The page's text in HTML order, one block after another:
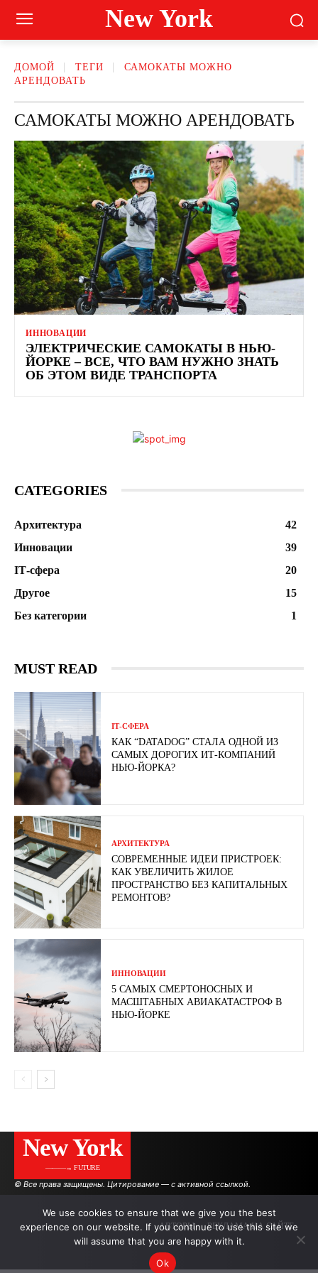
New York
ДОМОЙ ТЕГИ
САМОКАТЫ МОЖНО
АРЕНДОВАТЬ
САМОКАТЫ МОЖНО АРЕНДОВАТЬ
ИННОВАЦИИ
ЭЛЕКТРИЧЕСКИЕ САМОКАТЫ В НЬЮ-
ЙОРКЕ – ВСЕ, ЧТО ВАМ НУЖНО ЗНАТЬ
ОБ ЭТОМ ВИДЕ ТРАНСПОРТА
CATEGORIES
Архитектура
42
Инновации
39
ІТ-сфера
20
Другое
15
Без категории
1
MUST READ
ІТ-СФЕРА
КАК “DATADOG” СТАЛА ОДНОЙ ИЗ
САМЫХ ДОРОГИХ ИТ-КОМПАНИЙ
НЬЮ-ЙОРКА?
АРХИТЕКТУРА
СОВРЕМЕННЫЕ ИДЕИ ПРИСТРОЕК:
КАК УВЕЛИЧИТЬ ЖИЛОЕ
ПРОСТРАНСТВО БЕЗ КАПИТАЛЬНЫХ
РЕМОНТОВ?
ИННОВАЦИИ
5 САМЫХ СМЕРТОНОСНЫХ И
МАСШТАБНЫХ АВИАКАТАСТРОФ В
НЬЮ-ЙОРКЕ
New York
———→ FUTURE
© Все права защищены. Цитирование — с активной ссылкой.
АВТОРЫ РЕКЛАМА НА САЙТЕ
We use cookies to ensure that we give you the best
experience on our website. If you continue to use this site we
will assume that you are happy with it.
Ok